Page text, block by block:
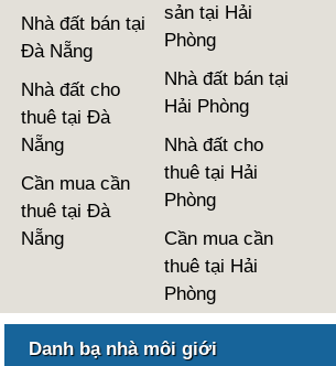
Nhà đất bán tại
Đà Nẵng
Nhà đất cho
thuê tại Đà
Nẵng
Cần mua cần
thuê tại Đà
Nẵng
sản tại Hải
Phòng
Nhà đất bán tại
Hải Phòng
Nhà đất cho
thuê tại Hải
Phòng
Cần mua cần
thuê tại Hải
Phòng
Danh bạ nhà môi giới